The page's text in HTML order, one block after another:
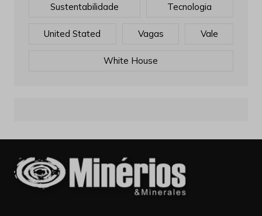
Sustentabilidade Tecnologia
United Stated Vagas Vale
White House